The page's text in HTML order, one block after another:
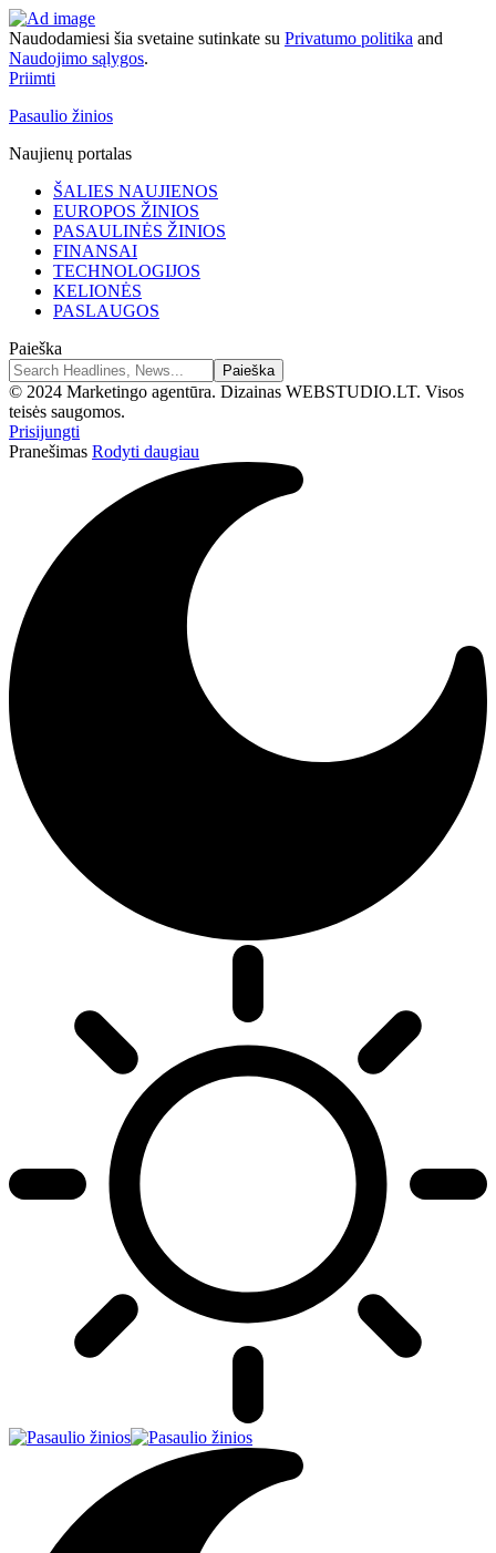
Naudodamiesi šia svetaine sutinkate su Privatumo politika and
Naudojimo sąlygos.
Priimti
Pasaulio žinios
Naujienų portalas
ŠALIES NAUJIENOS
EUROPOS ŽINIOS
PASAULINĖS ŽINIOS
FINANSAI
TECHNOLOGIJOS
KELIONĖS
PASLAUGOS
Paieška
© 2024 Marketingo agentūra. Dizainas WEBSTUDIO.LT. Visos
teisės saugomos.
Prisijungti
Pranešimas Rodyti daugiau